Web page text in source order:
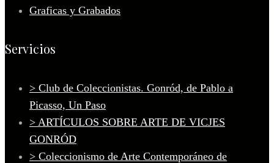
Graficas y Grabados
Servicios
> Club de Coleccionistas. Gonród, de Pablo a
Picasso, Un Paso
> ARTÍCULOS SOBRE ARTE DE VICJES
GONRÓD
> Coleccionismo de Arte Contemporáneo de